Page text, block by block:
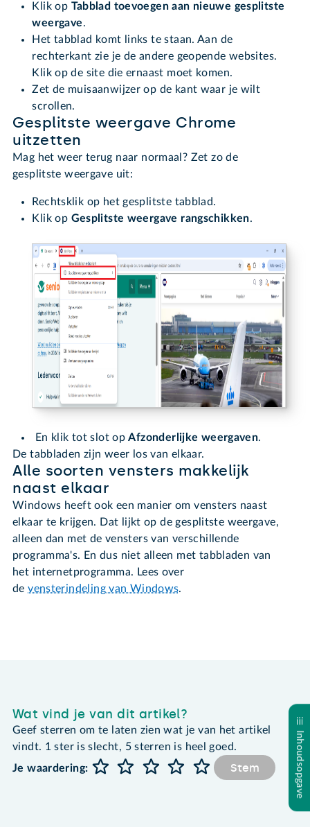
Klik op Tabblad toevoegen aan nieuwe gesplitste
weergave.
Het tabblad komt links te staan. Aan de
rechterkant zie je de andere geopende websites.
Klik op de site die ernaast moet komen.
Zet de muisaanwijzer op de kant waar je wilt
scrollen.
Gesplitste weergave Chrome
uitzetten
Mag het weer terug naar normaal? Zet zo de
gesplitste weergave uit:
Rechtsklik op het gesplitste tabblad.
Klik op Gesplitste weergave rangschikken.
En klik tot slot opAfzonderlijke weergaven.
De tabbladen zijn weer los van elkaar.
Alle soorten vensters makkelijk
naast elkaar
Windows heeft ook een manier om vensters naast
elkaar te krijgen. Dat lijkt op de gesplitste weergave,
alleen dan met de vensters van verschillende
programma's. En dus niet alleen met tabbladen van
het internetprogramma. Lees over
devensterindeling van Windows.
Inhoudsopgave
Wat vind je van dit artikel?
Geef sterren om te laten zien wat je van het artikel
vindt. 1 ster is slecht, 5 sterren is heel goed.
Je waardering:
Stem